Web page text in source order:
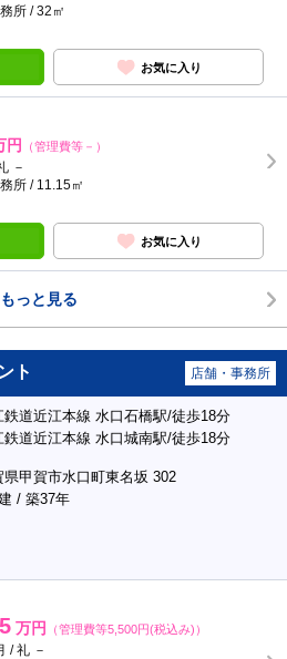
所 / 32㎡
お気に入り
円 （管理費等－）
－
所 / 11.15㎡
お気に入り
もっと見る
ト 店舗・事務所
鉄道近江本線 水口石橋駅/徒歩18分
鉄道近江本線 水口城南駅/徒歩18分
県甲賀市水口町東名坂 302
/ 築37年
万円 （管理費等5,500円(税込み)）
/ 礼 －